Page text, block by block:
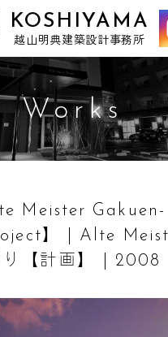
越山明典建築設計事務所
Works
Meister Gakuen-
】 | Alte
り【計画】 | 2008